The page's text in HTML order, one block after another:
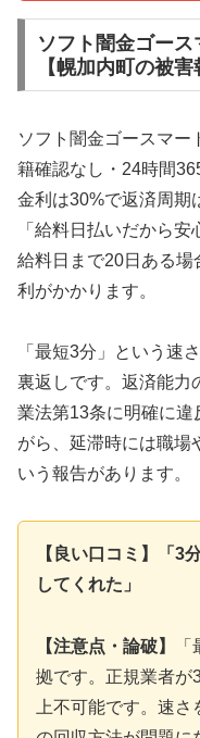
ソフト闇金ゴー
【幌加内町の被害
ソフト闇金ゴースマー
籍確認なし・24時間
金利は30%で返済周期
「給料日払いだから
給料日まで20日ある場
利がかかります。
「最短3分」という速
裏返しです。返済能力
業法第13条に明確に違
がら、延滞時には職場
いう報告があります。
【良い口コミ】「3
してくれた」
【注意点・論破】
拠です。正規業者が
上不可能です。速